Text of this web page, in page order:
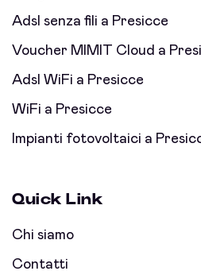
Adsl senza fili a Presicce
Voucher MIMIT Cloud a
Adsl WiFi a Presicce
WiFi a Presicce
Impianti fotovoltaici a
Quick Link
Chi siamo
Contatti